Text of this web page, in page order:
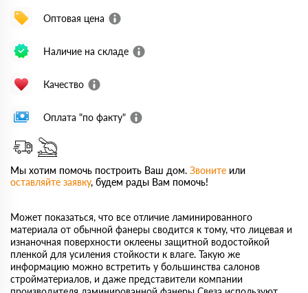
Оптовая цена
Наличие на складе
Качество
Оплата "по факту"
Мы хотим помочь построить Ваш дом. Звоните или
оставляйте заявку, будем рады Вам помочь!
Может показаться, что все отличие ламинированного
материала от обычной фанеры сводится к тому, что лицевая и
изнаночная поверхности оклеены защитной водостойкой
пленкой для усиления стойкости к влаге. Такую же
информацию можно встретить у большинства салонов
стройматериалов, и даже представители компании